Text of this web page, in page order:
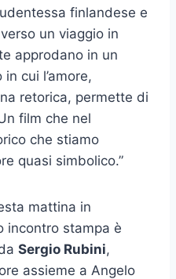
finlandese e
un viaggio in
approdano in un
cui l’amore,
retorica, permette di
film che nel
che stiamo
quasi simbolico.”
mattina in
incontro stampa è
Sergio Rubini,
assieme a Angelo